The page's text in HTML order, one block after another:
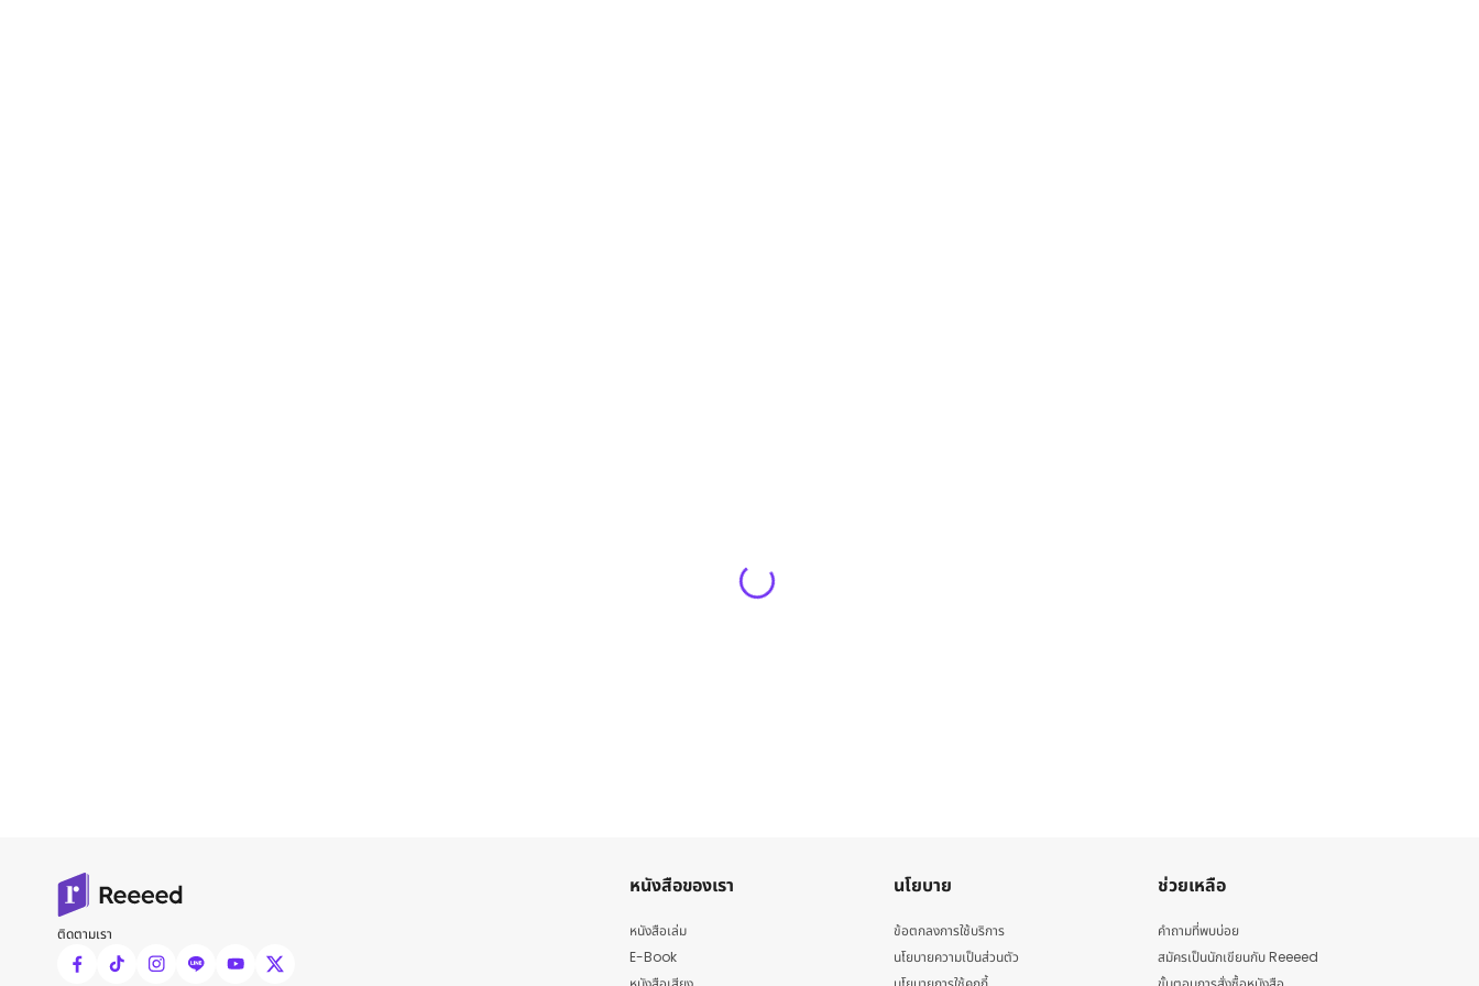
ติดตามเรา
หนังสือของเรา
หนังสือเล่ม
E-Book
นโยบาย
ข้อตกลงการใช้บริการ
นโยบายความเป็นส่วนตัว
ช่วยเหลือ
คำถามที่พบบ่อย
สมัครเป็นนักเขียนกับ Reeeed